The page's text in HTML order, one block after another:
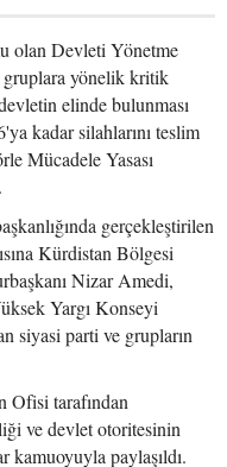
olan Devleti Yönetme
gruplara yönelik kritik
elinde bulunması
kadar silahlarını teslim
Mücadele Yasası
gerçekleştirilen
Kürdistan Bölgesi
Nizar Amedi,
Yargı Konseyi
siyasi parti ve grupların
Ofisi tarafından
ve devlet otoritesinin
kamuoyuyla paylaşıldı.